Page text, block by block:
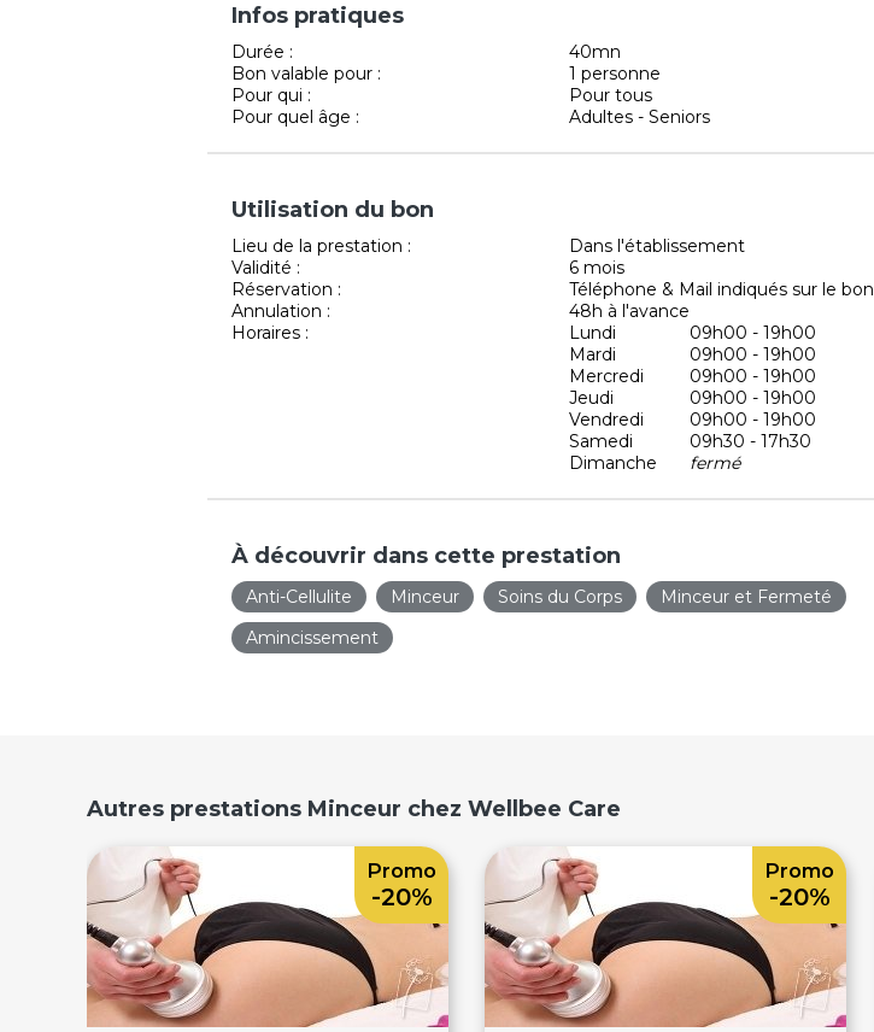
Infos pratiques
Durée :
40mn
Bon valable pour :
1 personne
Pour qui :
Pour tous
Pour quel âge :
Adultes - Seniors
Utilisation du bon
Lieu de la prestation :
Dans l'établissement
Validité :
6 mois
Réservation :
Téléphone & Mail indiqués sur le bon
Annulation :
48h à l'avance
Horaires :
Lundi
09h00 - 19h00
Mardi
09h00 - 19h00
Mercredi
09h00 - 19h00
Jeudi
09h00 - 19h00
Vendredi
09h00 - 19h00
Samedi
09h30 - 17h30
Dimanche
fermé
À découvrir dans cette prestation
Anti-Cellulite Minceur Soins du Corps
Minceur et Fermeté
Amincissement
Autres prestations Minceur chez Wellbee Care
Promo
-20%
Promo
-20%